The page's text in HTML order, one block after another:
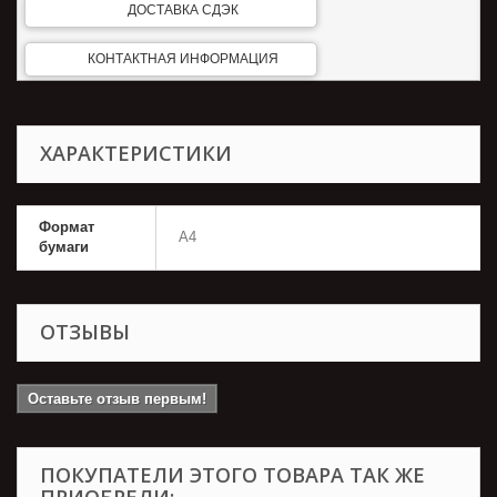
ДОСТАВКА СДЭК
КОНТАКТНАЯ ИНФОРМАЦИЯ
ХАРАКТЕРИСТИКИ
Формат
бумаги
А4
ОТЗЫВЫ
Оставьте отзыв первым!
ПОКУПАТЕЛИ ЭТОГО ТОВАРА ТАК ЖЕ